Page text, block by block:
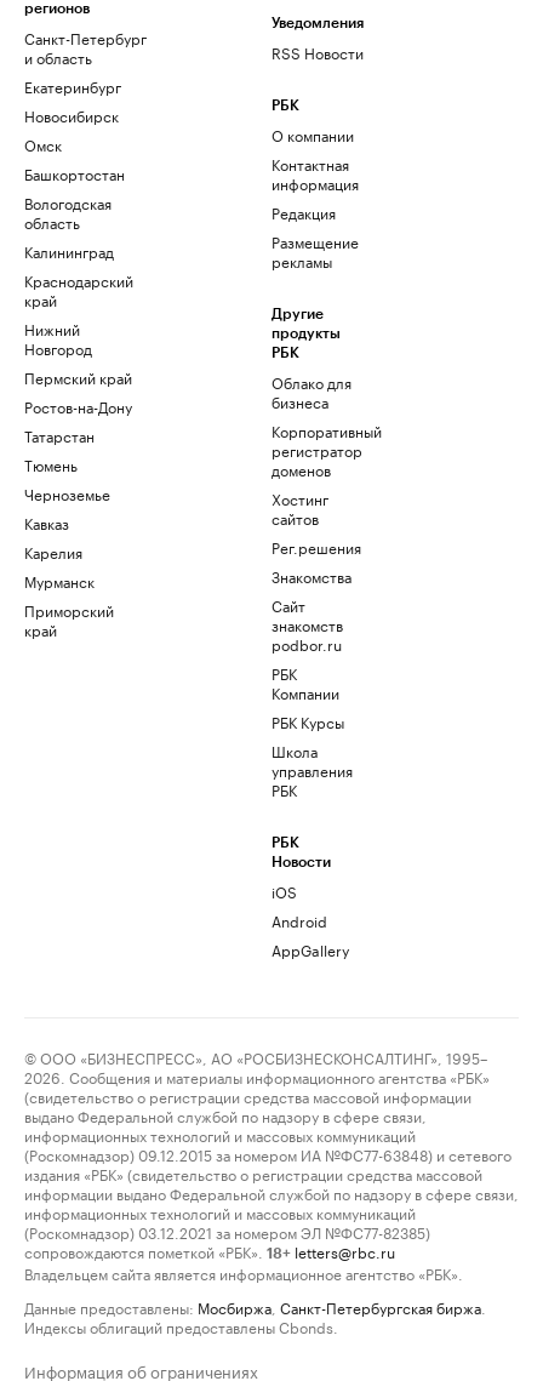
регионов
Санкт-Петербург
и область
Екатеринбург
Новосибирск
Омск
Башкортостан
Вологодская
область
Калининград
Краснодарский
край
Нижний
Новгород
Пермский край
Ростов-на-Дону
Татарстан
Тюмень
Черноземье
Кавказ
Карелия
Мурманск
Приморский
край
Уведомления
RSS Новости
РБК
О компании
Контактная
информация
Редакция
Размещение
рекламы
Другие
продукты
РБК
Облако для
бизнеса
Корпоративный
регистратор
доменов
Хостинг
сайтов
Рег.решения
Знакомства
Сайт
знакомств
podbor.ru
РБК
Компании
РБК Курсы
Школа
управления
РБК
РБК
Новости
iOS
Android
AppGallery
© ООО «БИЗНЕСПРЕСС», АО «РОСБИЗНЕСКОНСАЛТИНГ», 1995–
2026. Сообщения и материалы информационного агентства «РБК»
(свидетельство о регистрации средства массовой информации
выдано Федеральной службой по надзору в сфере связи,
информационных технологий и массовых коммуникаций
(Роскомнадзор) 09.12.2015 за номером ИА №ФС77-63848) и сетевого
издания «РБК» (свидетельство о регистрации средства массовой
информации выдано Федеральной службой по надзору в сфере связи,
информационных технологий и массовых коммуникаций
(Роскомнадзор) 03.12.2021 за номером ЭЛ №ФС77-82385)
сопровождаются пометкой «РБК».
18+ letters@rbc.ru
Владельцем сайта является информационное агентство «РБК».
Данные предоставлены: Мосбиржа Санкт-Петербургская биржа
Индексы облигаций предоставлены Cbonds.
Информация об ограничениях